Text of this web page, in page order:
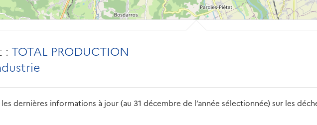
: TOTAL PRODUCTION
dernières informations à jour (au 31 décembre de l’année sélectionnée) sur les